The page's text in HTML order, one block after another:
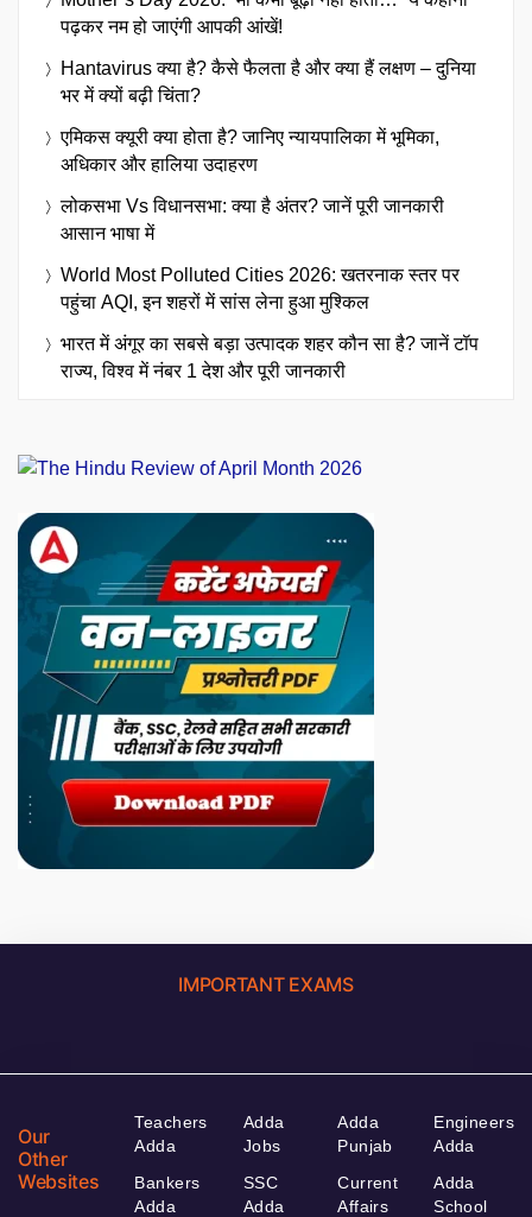
पढ़कर नम हो जाएंगी आपकी आंखें!
Hantavirus क्या है? कैसे फैलता है और क्या हैं लक्षण – दुनिया
भर में क्यों बढ़ी चिंता?
एमिकस क्यूरी क्या होता है? जानिए न्यायपालिका में भूमिका,
अधिकार और हालिया उदाहरण
लोकसभा Vs विधानसभा: क्या है अंतर? जानें पूरी जानकारी
आसान भाषा में
World Most Polluted Cities 2026: खतरनाक स्तर पर
पहुंचा AQI, इन शहरों में सांस लेना हुआ मुश्किल
भारत में अंगूर का सबसे बड़ा उत्पादक शहर कौन सा है? जानें टॉप
राज्य, विश्व में नंबर 1 देश और पूरी जानकारी
IMPORTANT EXAMS
Our
Other
Websites
Teachers
Adda
Bankers
Adda
Adda
Jobs
SSC
Adda
Adda
Punjab
Current
Affairs
Engineers
Adda
Adda
School